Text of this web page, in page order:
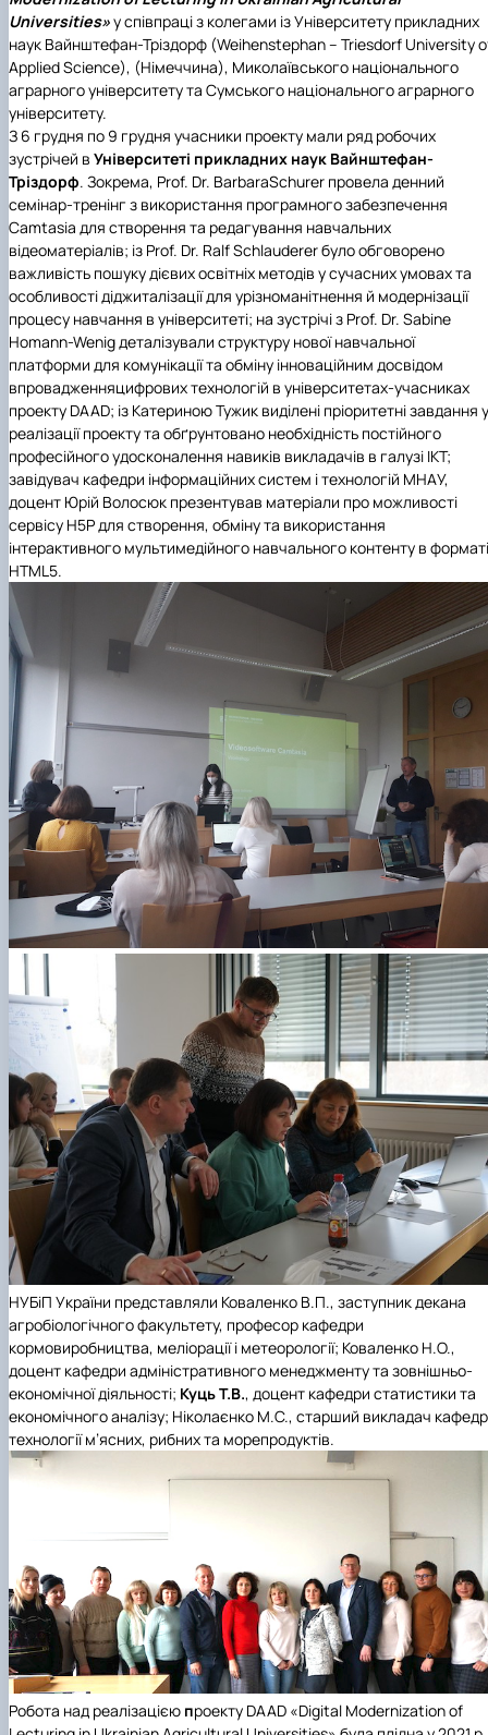
Іноземні мови
Працевлаштування
Їдальні та буфети
Студентські квитки
Центр вивчення мов
Психологічна підтримка
Інклюзивне середовище
Рада молодих вчених
Наукові школи
Стартап школа НУБіП України
Методичні рекомендації, пам'ятки
Форми документів
Патентно-ліцензійна діяльність
ЦКНО «Агропромисловий комплекс, лісове і
садово-паркове господарство, ветеринарна
медицина»
Обладнання НУБіП України
Біоетична комісія
Наукові видання
Досліднику та автору
Звіт про проведення НТЗ
Наукові журнали НУБіП України
Наукові журнали НУБіП України (English)
Пам'ятка про проведення науково-
заходів
Порядок планування та організації
проведення НТЗ
Результати науково-технічних заходів
Монографії
Наука для бізнесу
Каталог наукових послуг
«SEB-2024»
«SEB-2025»
Наглядова рада
Рада роботодавців
Благодійний фонд «Голосіївська ініціатива
2020»
Історія університету
Видатні випускники та працівники
Звіт ректора
Пам'яті захисників України
Пресслужба
Університетський кур'єр
Вибори ректора
Програма розвитку університету
ініціатива – 2025»
Доступ до публічної інформації
Державні закупівлі
Офіційна символіка
Антикорупційні заходи
виявлення корупції
Положення про антикорупційного
уповноваженого НУБіП України
Національні нормативно-правові акти
Нормативно-правові акти НУБіП України
Інформаційні ресурси НАЗК
Методичні роз’яснення НАЗК
Антикорупційні заходи
Контактна інформація
Universities»у співпраці з колегами ізУніверситету прикладних
наук Вайнштефан-Тріздорф (Weihenstephan – Triesdorf University
Applied Science), (Німеччина), Миколаївського національного
аграрного університетута Сумського національного аграрного
університету.
З 6 грудня по 9 грудня учасники проекту мали ряд робочих
зустрічей в Університеті прикладних наук Вайнштефан-
Тріздорф. Зокрема, Prof. Dr. BarbaraSchurer провела денний
семінар-тренінг з використання програмного забезпечення
Camtasia для створення та редагування навчальних
відеоматеріалів; із Prof. Dr. Ralf Schlauderer було обговорено
важливість пошуку дієвих освітніх методів у сучасних умовах та
особливості діджиталізації для урізноманітнення й модернізації
процесу навчання в університеті; на зустрічі з Prof. Dr. Sabine
Homann-Wenig деталізували структуру нової навчальної
платформи для комунікації та обміну інноваційним досвідом
впровадженняцифрових технологій в університетах-учасниках
проекту DAAD; із Катериною Тужик виділені пріоритетні завдання у
реалізації проекту та обґрунтовано необхідність постійного
професійного удосконалення навиків викладачів в галузі ІКТ;
завідувач кафедри інформаційних систем і технологій МНАУ,
доцент Юрій Волосюк презентував матеріали про можливості
сервісу H5P для створення, обміну та використання
інтерактивного мультимедійного навчального контенту в форматі
HTML5.
НУБіП України представляли Коваленко В.П., заступник декана
агробіологічного факультету, професор кафедри
кормовиробництва, меліорації і метеорології; Коваленко Н.О.,
доцент кафедри адміністративного менеджменту та зовнішньо-
економічної діяльності; Куць Т.В., доцент кафедри статистики та
економічного аналізу; Ніколаєнко М.С., старший викладач
технології м’ясних, рибних та морепродуктів.
Робота над реалізацією проекту DAAD «Digital Modernization of